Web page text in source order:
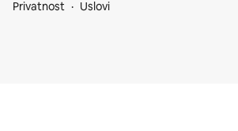
Privatnost Uslovi